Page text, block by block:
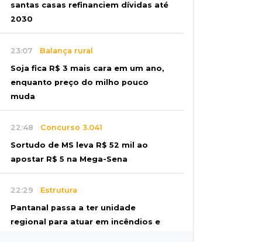
santas casas refinanciem dívidas até
2030
23:07 Balança rural
Soja fica R$ 3 mais cara em um ano,
enquanto preço do milho pouco
muda
22:48 Concurso 3.041
Sortudo de MS leva R$ 52 mil ao
apostar R$ 5 na Mega-Sena
22:29 Estrutura
Pantanal passa a ter unidade
regional para atuar em incêndios e